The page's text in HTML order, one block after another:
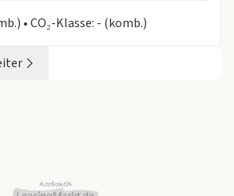
• CO₂-Klasse: - (komb.)